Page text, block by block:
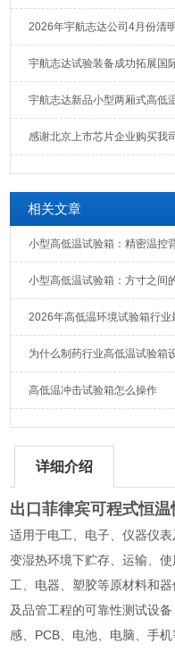
2026年宇航志达公司4月份清
宇航志达试验装备成功拓展国
宇航志达新品小型两厢式高低
感谢北京上市芯片企业购买我
相关文章
小型高低温试验箱：精密温控
小型高低温试验箱：方寸之间
2026年高低温环境试验箱行业
为什么制药行业高低温试验箱
高低温冲击试验箱怎么操作
详细介绍
出口菲律宾可程式恒
适用于电工、电子、仪器仪
变湿热环境下贮存、运输、
工、电器、塑胶等原材料和
及品管工程的可靠性测试设
感、PCB、电池、电脑、手